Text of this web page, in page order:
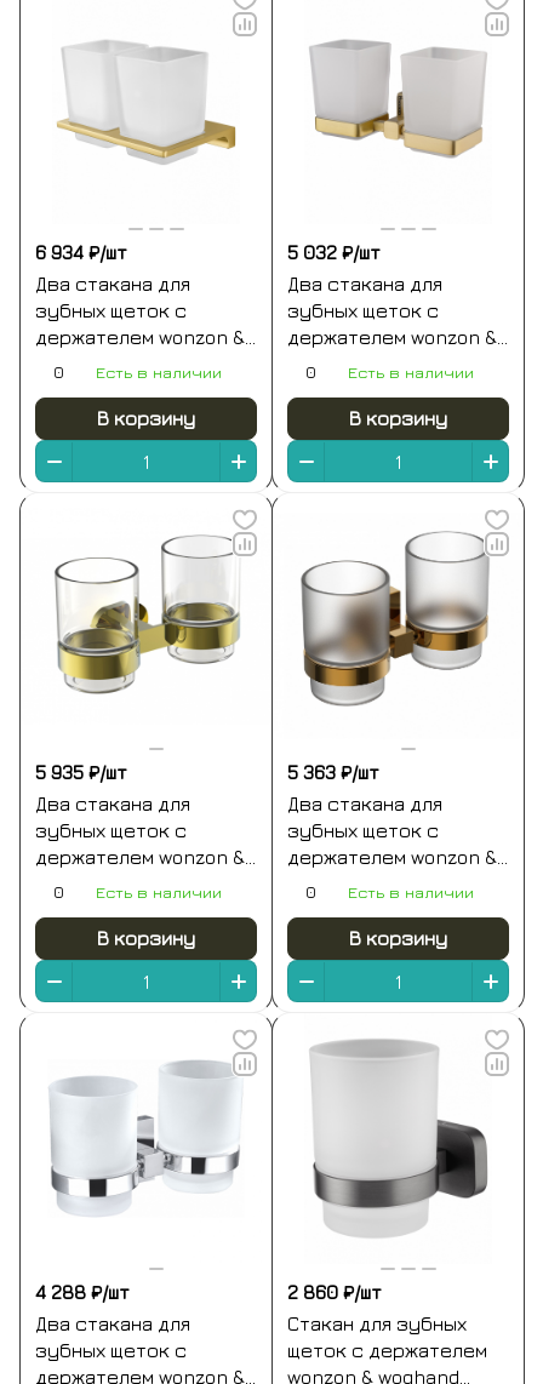
6 934 ₽/шт
Два стакана для
зубных щеток с
держателем wonzon &
woghand eclipse,
(ww-9128-lg)
0 Есть в наличии
В корзину
5 032 ₽/шт
Два стакана для
зубных щеток с
держателем wonzon &
woghand roma, бронза
0 Есть в наличии
В корзину
5 935 ₽/шт
Два стакана для
зубных щеток с
держателем wonzon &
woghand first,
(ww-8428-lg)
0 Есть в наличии
В корзину
5 363 ₽/шт
Два стакана для
зубных щеток с
держателем wonzon &
woghand polo, темное
0 Есть в наличии
В корзину
4 288 ₽/шт
Два стакана для
зубных щеток с
держателем wonzon &
2 860 ₽/шт
Стакан для зубных
щеток с держателем
wonzon & woghand